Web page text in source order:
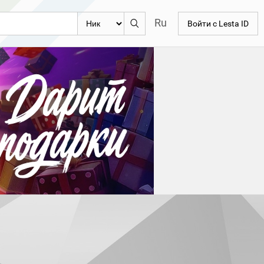
Ru Войти с Lesta ID